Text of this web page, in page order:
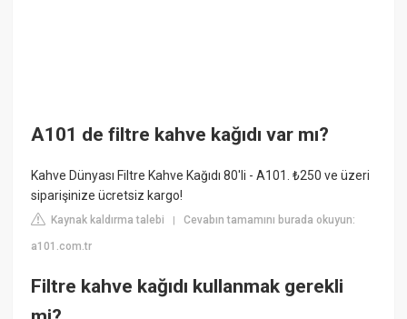
A101 de filtre kahve kağıdı var mı?
Kahve Dünyası Filtre Kahve Kağıdı 80'li - A101. ₺250 ve üzeri
siparişinize ücretsiz kargo!
Kaynak kaldırma talebi |Cevabın tamamını burada okuyun:
a101.com.tr
Filtre kahve kağıdı kullanmak gerekli